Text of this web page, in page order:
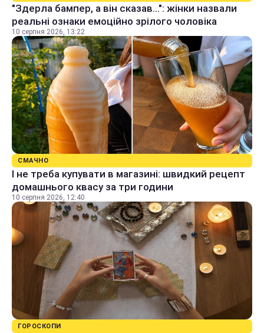
"Здерла бампер, а він сказав...": жінки назвали
реальні ознаки емоційно зрілого чоловіка
10 серпня 2026, 13:22
СМАЧНО
І не треба купувати в магазині: швидкий рецепт
домашнього квасу за три години
10 серпня 2026, 12:40
ГОРОСКОПИ